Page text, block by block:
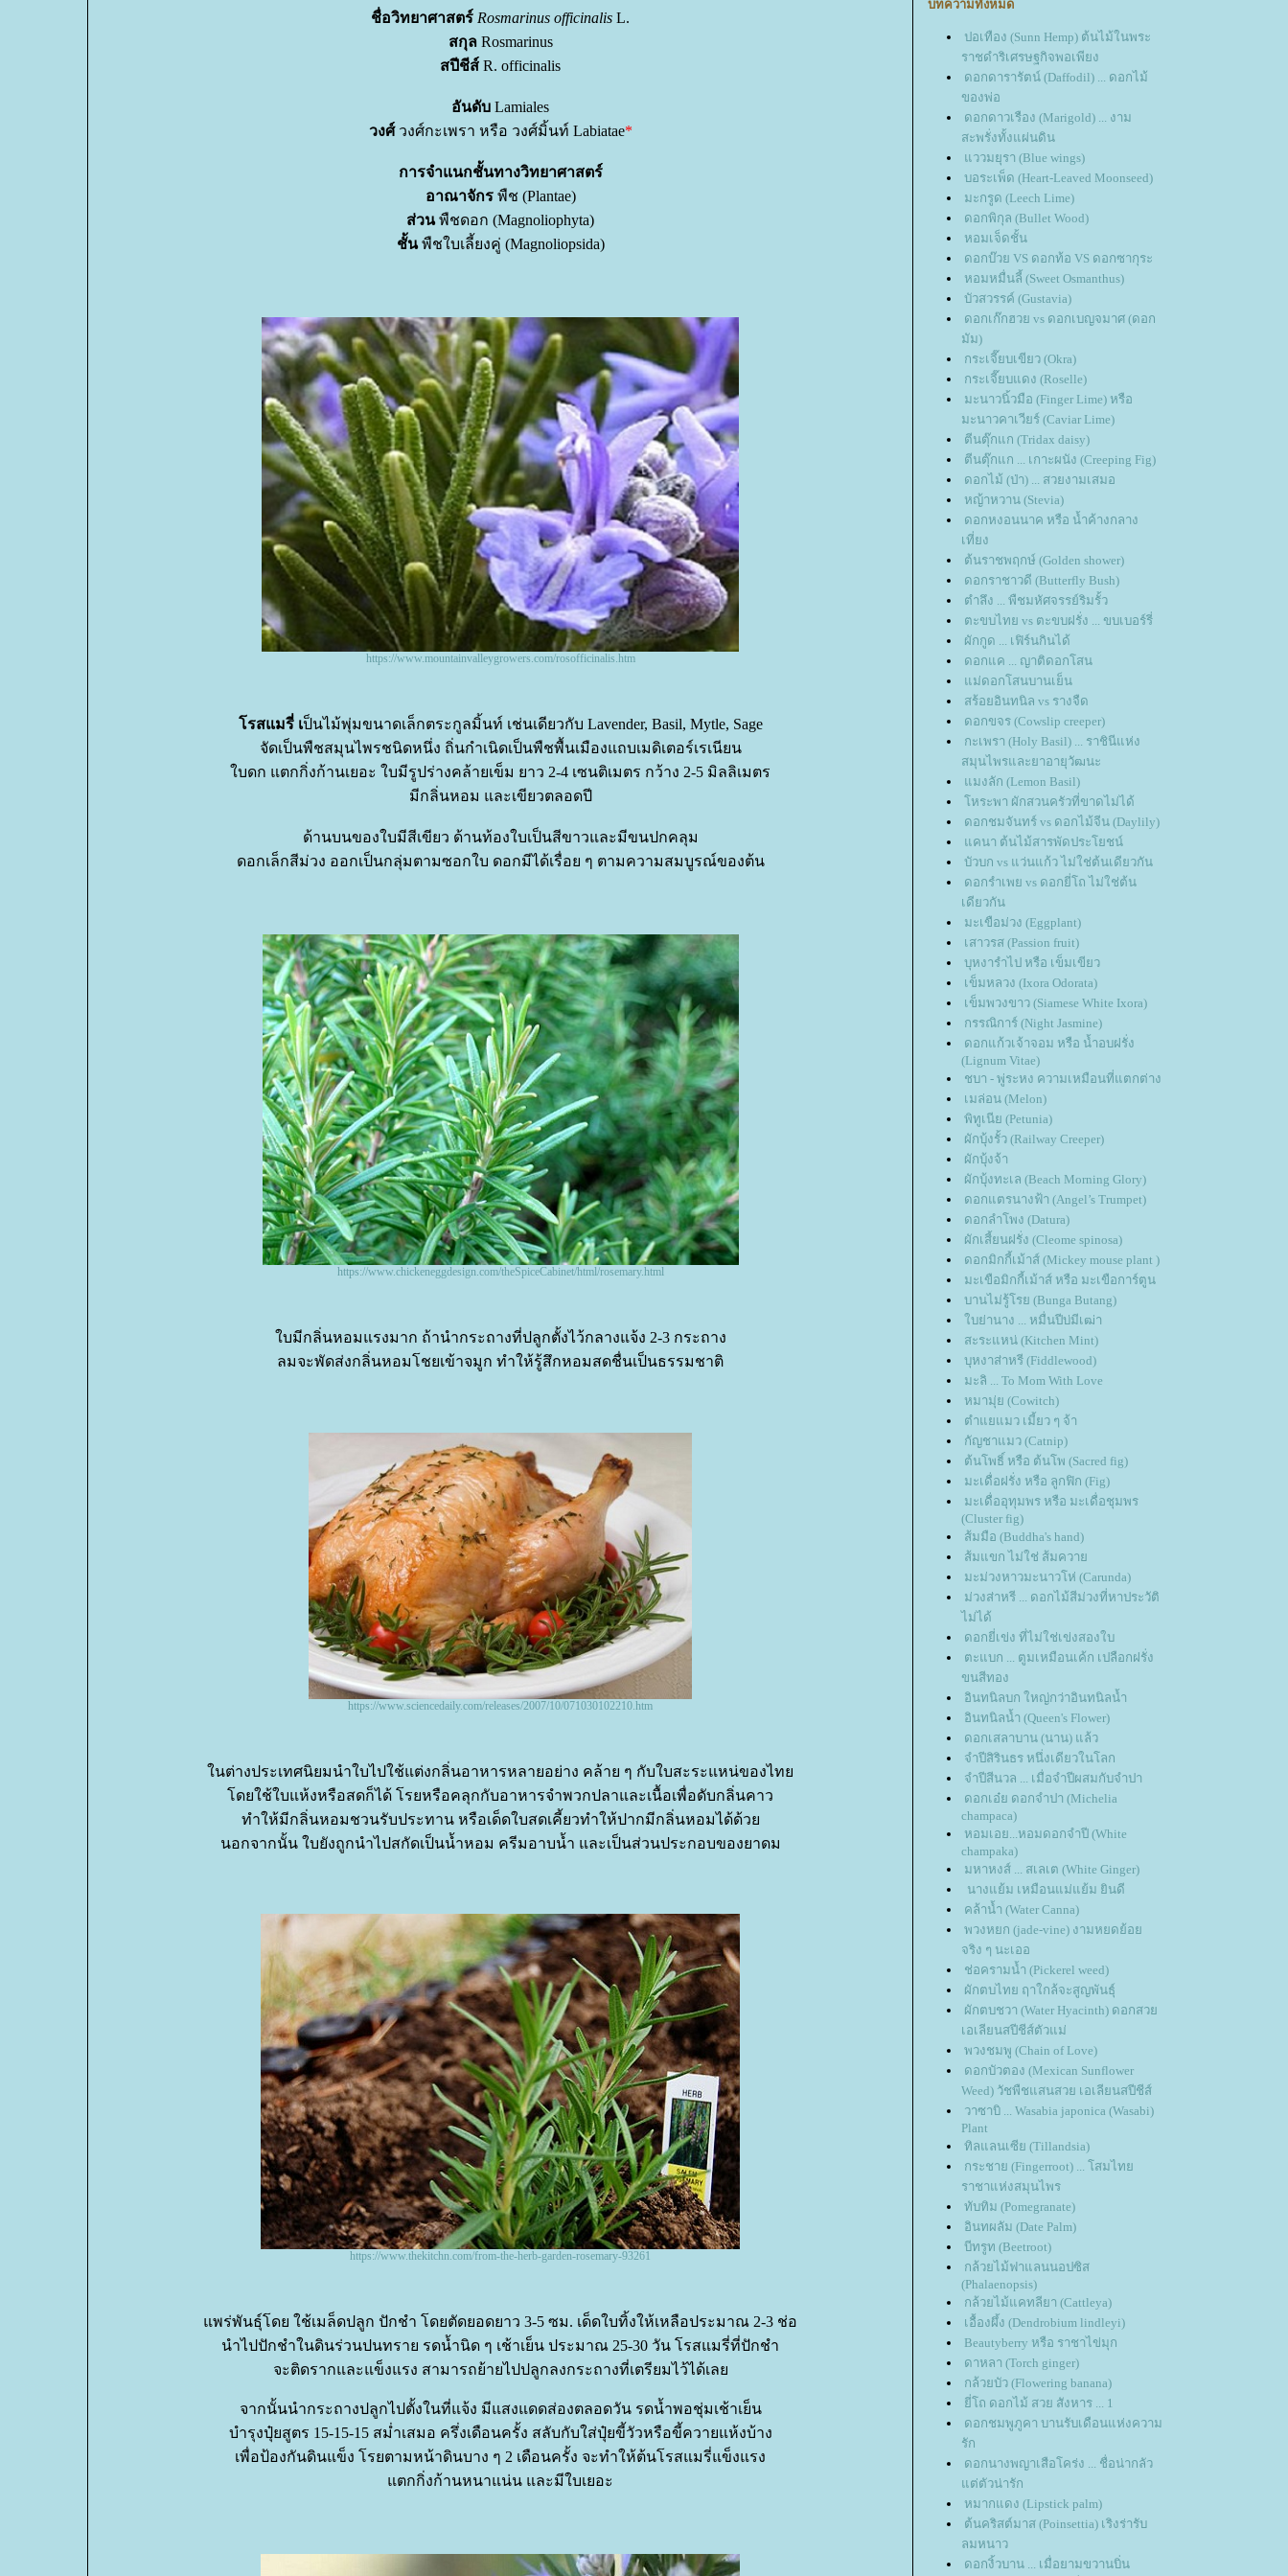
ชื่อวิทยาศาสตร์ Rosmarinus officinalis L.
สกุลRosmarinus
สปีชีส์ R. officinalis
อันดับ Lamiales
วงศ์วงศ์กะเพรา หรือ วงศ์มิ้นท์ Labiatae*
การจำแนกชั้นทางวิทยาศาสตร์
อาณาจักรพืช (Plantae)
ส่วนพืชดอก (Magnoliophyta)
ชั้นพืชใบเลี้ยงคู่ (Magnoliopsida)
https://www.mountainvalleygrowers.com/rosofficinalis.htm
รสแมรี่ เป็นไม้พุ่มขนาดเล็กตระกูลมิ้นท์ เช่นเดียวกับ Lavender, Basil, Mytle, Sage
จัดเป็นพืชสมุนไพรชนิดหนึ่ง ถิ่นกำเนิดเป็นพืชพื้นเมืองแถบเมดิเตอร์เรเนียน
บดก แตกกิ่งก้านเยอะ ใบมีรูปร่างคล้ายเข็ม ยาว 2-4 เซนติเมตร กว้าง 2-5 มิลลิเมตร
มีกลิ่นหอม และเขียวตลอดปี
ด้านบนของใบมีสีเขียว ด้านท้องใบเป็นสีขาวและมีขนปกคลุม
ดอกเล็กสีม่วง ออกเป็นกลุ่มตามซอกใบ ดอกมีได้เรื่อย ๆ ตามความสมบูรณ์ของต้น
https://www.chickeneggdesign.com/theSpiceCabinet/html/rosemary.html
บมีกลิ่นหอมแรงมาก ถ้านำกระถางที่ปลูกตั้งไว้กลางแจ้ง 2-3 กระถาง
ลมจะพัดส่งกลิ่นหอมโชยเข้าจมูก ทำให้รู้สึกหอมสดชื่นเป็นธรรมชาติ
https://www.sciencedaily.com/releases/2007/10/071030102210.htm
นต่างประเทศนิยมนำใบไปใช้แต่งกลิ่นอาหารหลายอย่าง คล้าย ๆ กับใบสะระแหน่ของไท
ดยใช้ใบแห้งหรือสดก็ได้ โรยหรือคลุกกับอาหารจำพวกปลาและเนื้อเพื่อดับกลิ่นคาว
ทำให้มีกลิ่นหอมชวนรับประทาน หรือเด็ดใบสดเคี้ยวทำให้ปากมีกลิ่นหอมได้ด้ว
นอกจากนั้น ใบยังถูกนำไปสกัดเป็นน้ำหอม ครีมอาบน้ำ และเป็นส่วนประกอบของยาดม
https://www.thekitchn.com/from-the-herb-garden-rosemary-93261
พร่พันธุ์โดย ใช้เมล็ดปลูก ปักชำ โดยตัดยอดยาว 3-5 ซม. เด็ดใบทิ้งให้เหลือประมาณ 2-3 ช่อ
นำไปปักชำในดินร่วนปนทราย รดน้ำนิด ๆ เช้าเย็น ประมาณ 25-30 วัน โรสแมรี่ที่ปักชำ
จะติดรากและแข็งแรง สามารถย้ายไปปลูกลงกระถางที่เตรียมไว้ได้เล
จากนั้นนำกระถางปลูกไปตั้งในที่แจ้ง มีแสงแดดส่องตลอดวัน รดน้ำพอชุ่มเช้าเย็น
บำรุงปุ๋ยสูตร 15-15-15 สม่ำเสมอ ครึ่งเดือนครั้ง สลับกับใส่ปุ๋ยขี้วัวหรือขี้ควายแห้งบ้าง
เพื่อป้องกันดินแข็ง โรยตามหน้าดินบาง ๆ 2 เดือนครั้ง จะทำให้ต้นโรสแมรี่แข็งแรง
ตกกิ่งก้านหนาแน่น และมีใบเยอะ
บทความทั้งหมด
ปอเทือง (Sunn Hemp) ต้นไม้ในพระ
ราชดำริเศรษฐกิจพอเพียง
ดอกดารารัตน์ (Daffodil) ... ดอกไม้
ของพ่อ
ดอกดาวเรือง (Marigold) ... งาม
สะพรั่งทั้งแผ่นดิน
ววมยุรา (Blue wings)
บอระเพ็ด (Heart-Leaved Moonseed)
มะกรูด (Leech Lime)
ดอกพิกุล (Bullet Wood)
หอมเจ็ดชั้น
ดอกบ๊วย VS ดอกท้อ VS ดอกซากุระ
หอมหมื่นลี้ (Sweet Osmanthus)
บัวสวรรค์ (Gustavia)
ดอกเก๊กฮวย vs ดอกเบญจมาศ (ดอก
มัม)
กระเจี๊ยบเขียว (Okra)
กระเจี๊ยบแดง (Roselle)
มะนาวนิ้วมือ (Finger Lime) หรือ
มะนาวคาเวียร์ (Caviar Lime)
ตีนตุ๊กแก (Tridax daisy)
ตีนตุ๊กแก ... เกาะผนัง (Creeping Fig)
ดอกไม้ (ป่า) ... สวยงามเสมอ
หญ้าหวาน (Stevia)
ดอกหงอนนาค หรือ น้ำค้างกลาง
เที่ยง
ต้นราชพฤกษ์ (Golden shower)
ดอกราชาวดี (Butterfly Bush)
ตำลึง ... พืชมหัศจรรย์ริมรั้ว
ตะขบไทย vs ตะขบฝรั่ง ... ขบเบอร์รี่
ผักกูด ... เฟิร์นกินได้
ดอกแค ... ญาติดอกโสน
ม่ดอกโสนบานเย็น
สร้อยอินทนิล vs รางจืด
ดอกขจร (Cowslip creeper)
กะเพรา (Holy Basil) ... ราชินีแห่ง
สมุนไพรและยาอายุวัฒนะ
มงลัก (Lemon Basil)
หระพา ผักสวนครัวที่ขาดไม่ได้
ดอกชมจันทร์ vs ดอกไม้จีน (Daylily)
คนา ต้นไม้สารพัดประโยชน์
บัวบก vs แว่นแก้ว ไม่ใช่ต้นเดียวกัน
ดอกรำเพย vs ดอกยี่โถ ไม่ใช่ต้น
เดียวกัน
มะเขือม่วง (Eggplant)
เสาวรส (Passion fruit)
บุหงารำไป หรือ เข็มเขียว
เข็มหลวง (Ixora Odorata)
เข็มพวงขาว (Siamese White Ixora)
กรรณิการ์ (Night Jasmine)
ดอกแก้วเจ้าจอม หรือ น้ำอบฝรั่ง
(Lignum Vitae)
ชบา - พู่ระหง ความเหมือนที่แตกต่าง
เมล่อน (Melon)
พิทูเนีย (Petunia)
ผักบุ้งรั้ว (Railway Creeper)
ผักบุ้งจ้า
ผักบุ้งทะเล (Beach Morning Glory)
ดอกแตรนางฟ้า (Angel’s Trumpet)
ดอกลำโพง (Datura)
ผักเสี้ยนฝรั่ง (Cleome spinosa)
ดอกมิกกี้เม้าส์ (Mickey mouse plant )
มะเขือมิกกี้เม้าส์ หรือ มะเขือการ์ตูน
บานไม่รู้โรย (Bunga Butang)
บย่านาง ... หมื่นปีบ่มีเฒ่า
สะระแหน่ (Kitchen Mint)
บุหงาส่าหรี (Fiddlewood)
มะลิ ... To Mom With Love
หมามุ่ย (Cowitch)
ตำแยแมว เมี้ยว ๆ จ้า
กัญชาแมว (Catnip)
ต้นโพธิ์ หรือ ต้นโพ (Sacred fig)
มะเดื่อฝรั่ง หรือ ลูกฟิก (Fig)
มะเดื่ออุทุมพร หรือ มะเดื่อชุมพร
(Cluster fig)
ส้มมือ (Buddha's hand)
ส้มแขก ไม่ใช่ ส้มควา
มะม่วงหาวมะนาวโห่ (Carunda)
ม่วงส่าหรี ... ดอกไม้สีม่วงที่หาประวัติ
ไม่ได้
ดอกยี่เข่ง ที่ไม่ใช่เข่งสองใบ
ตะแบก ... ตูมเหมือนเค้ก เปลือกฝรั่ง
ขนสีทอง
อินทนิลบก ใหญ่กว่าอินทนิลน้ำ
อินทนิลน้ำ (Queen's Flower)
ดอกเสลาบาน (นาน) แล้ว
จำปีสิรินธร หนึ่งเดียวในโลก
จำปีสีนวล ... เมื่อจำปีผสมกับจำปา
ดอกเอ๋ย ดอกจำปา (Michelia
champaca)
หอมเอย...หอมดอกจำปี (White
champaka)
มหาหงส์ ... สเลเต (White Ginger)
นางแย้ม เหมือนแม่แย้ม ยินดี
คล้าน้ำ (Water Canna)
พวงหยก (jade-vine) งามหยดย้อ
จริง ๆ นะเออ
ช่อครามน้ำ (Pickerel weed)
ผักตบไทย ฤาใกล้จะสูญพันธุ์
ผักตบชวา (Water Hyacinth) ดอกสว
เอเลียนสปีชีส์ตัวแม่
พวงชมพู (Chain of Love)
ดอกบัวตอง (Mexican Sunflower
Weed) วัชพืชแสนสวย เอเลียนสปีชีส์
วาซาบิ ... Wasabia japonica (Wasabi)
Plant
ทิลแลนเซีย (Tillandsia)
กระชาย (Fingerroot) ... โสมไท
ราชาแห่งสมุนไพร
ทับทิม (Pomegranate)
อินทผลัม (Date Palm)
บีทรูท (Beetroot)
กล้วยไม้ฟาแลนนอปซิส
(Phalaenopsis)
กล้วยไม้แคทลียา (Cattleya)
เอื้องผึ้ง (Dendrobium lindleyi)
Beautyberry หรือ ราชาไข่มุก
ดาหลา (Torch ginger)
กล้วยบัว (Flowering banana)
ี่โถ ดอกไม้ สวย สังหาร ... 1
ดอกชมพูภูคา บานรับเดือนแห่งความ
รัก
ดอกนางพญาเสือโคร่ง ... ชื่อน่ากลัว
ต่ตัวน่ารัก
หมากแดง (Lipstick palm)
ต้นคริสต์มาส (Poinsettia) เริงร่ารับ
ลมหนาว
ดอกงิ้วบาน ... เมื่อยามขวานบิ่น